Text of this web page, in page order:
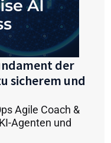
der
sicherem und
Agile Coach &
Agenten und